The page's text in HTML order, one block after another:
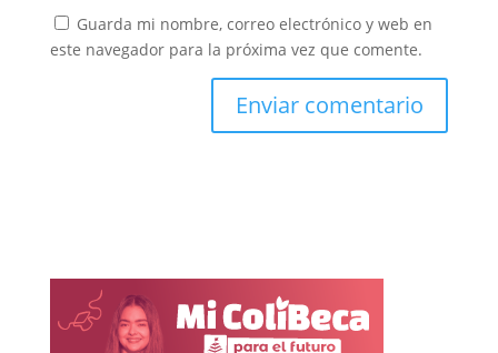
Guarda mi nombre, correo electrónico y web en
este navegador para la próxima vez que comente.